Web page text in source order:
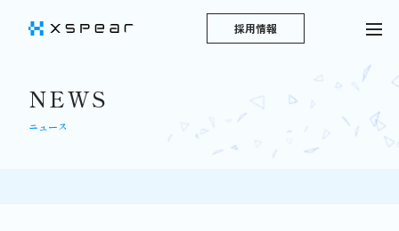
採用情報
NEWS
ニュース